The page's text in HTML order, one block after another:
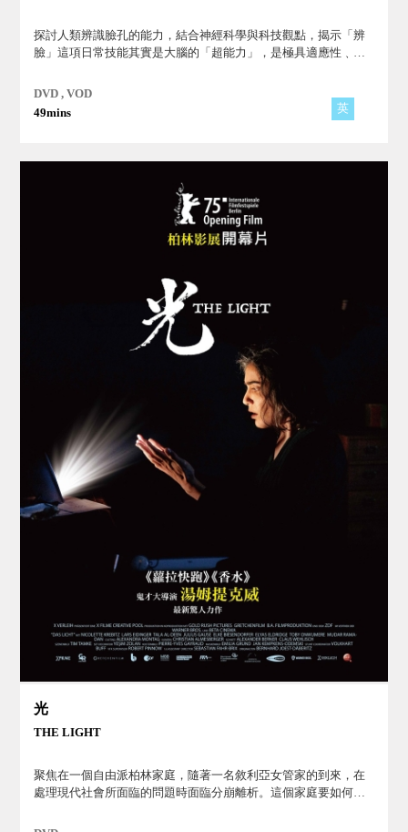
探討人類辨識臉孔的能力，結合神經科學與科技觀點，揭示「辨
臉」這項日常技能其實是大腦的「超能力」，是極具適應性﹑有
的關鍵！
DVD , VOD
49mins
英
光
THE LIGHT
聚焦在一個自由派柏林家庭，隨著一名敘利亞女管家的到來，在
處理現代社會所面臨的問題時面臨分崩離析。這個家庭要如何在